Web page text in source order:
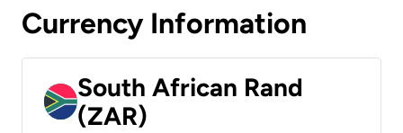
Currency Information
South African Rand
(ZAR)